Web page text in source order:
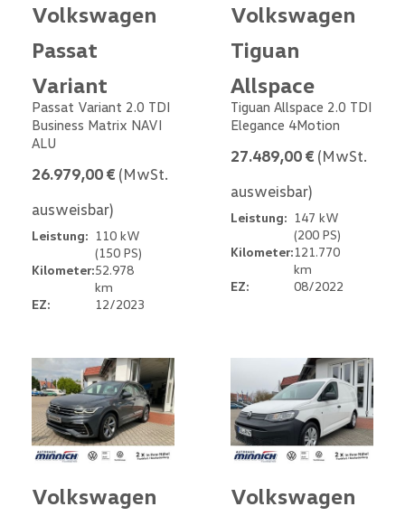
Volkswagen
Passat
Variant
Passat Variant 2.0 TDI
Business Matrix NAVI
ALU
26.979,00 € (MwSt.
ausweisbar)
Leistung: 110 kW
(150 PS)
Kilometer:52.978
km
EZ:
12/2023
Volkswagen
Tiguan
Allspace
Tiguan Allspace 2.0 TDI
Elegance 4Motion
27.489,00 € (MwSt.
ausweisbar)
Leistung: 147 kW
(200 PS)
Kilometer:121.770
km
EZ:
08/2022
Volkswagen
Volkswagen